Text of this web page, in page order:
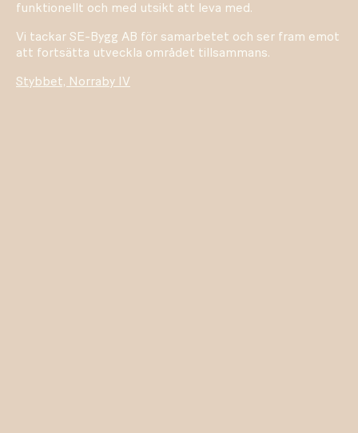
funktionellt och med utsikt att leva med.
Vi tackar SE-Bygg AB för samarbetet och ser fram emot
att fortsätta utveckla området tillsammans.
Stybbet, Norraby IV